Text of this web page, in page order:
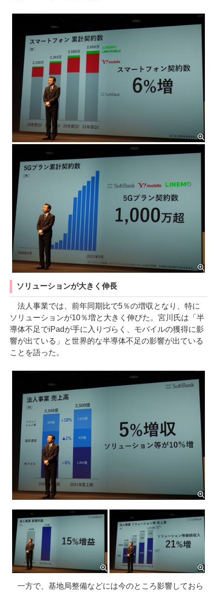
ソリューションが大きく伸長
法人事業では、前年同期比で5％の増収となり、特に
ソリューションが10％増と大きく伸びた。宮川氏は「半
導体不足でiPadが手に入りづらく、モバイルの獲得に影
響が出ている」と世界的な半導体不足の影響が出ている
ことを語った。
一方で、基地局整備などには今のところ影響しておら